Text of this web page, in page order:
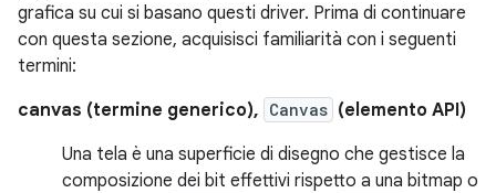
grafica su cui si basano questi driver. Prima di continuare
con questa sezione, acquisisci familiarità con i seguenti
termini:
canvas (termine generico), Canvas (elemento API)
Una tela è una superficie di disegno che gestisce la
composizione dei bit effettivi rispetto a una bitmap o